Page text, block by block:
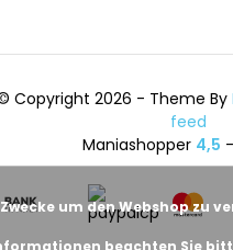
Copyright 2026 - Theme By
feed
Maniashopper 4,5
um den Webshop zu
beachten Sie